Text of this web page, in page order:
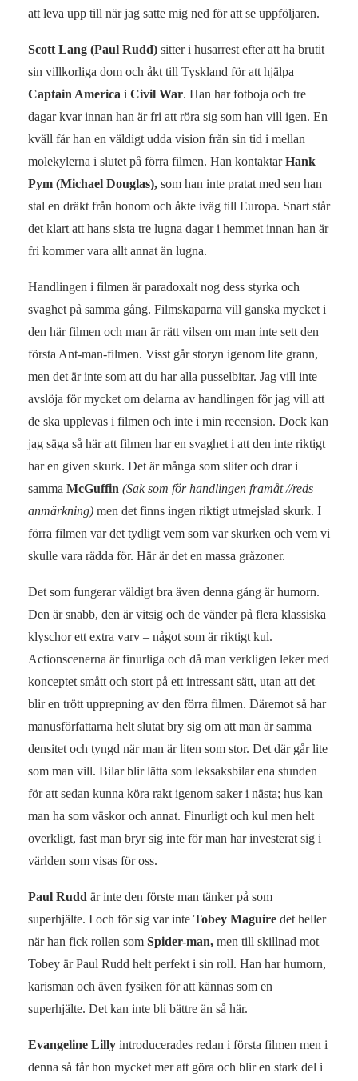
att leva upp till när jag satte mig ned för att se uppföljaren.
Scott Lang (Paul Rudd) sitter i husarrest efter att ha brutit
sin villkorliga dom och åkt till Tyskland för att hjälpa
Captain America i Civil War. Han har fotboja och tre
dagar kvar innan han är fri att röra sig som han vill igen. En
kväll får han en väldigt udda vision från sin tid i mellan
molekylerna i slutet på förra filmen. Han kontaktarHank
Pym (Michael Douglas), som han inte pratat med sen han
stal en dräkt från honom och åkte iväg till Europa. Snart står
det klart att hans sista tre lugna dagar i hemmet innan han är
fri kommer vara allt annat än lugna.
Handlingen i filmen är paradoxalt nog dess styrka och
svaghet på samma gång. Filmskaparna vill ganska mycket i
den här filmen och man är rätt vilsen om man inte sett den
första Ant-man-filmen. Visst går storyn igenom lite grann,
men det är inte som att du har alla pusselbitar. Jag vill inte
avslöja för mycket om delarna av handlingen för jag vill att
de ska upplevas i filmen och inte i min recension. Dock kan
jag säga så här att filmen har en svaghet i att den inte riktigt
har en given skurk. Det är många som sliter och drar i
samma McGuffin (Sak som för handlingen framåt //reds
anmärkning) men det finns ingen riktigt utmejslad skurk. I
förra filmen var det tydligt vem som var skurken och vem vi
skulle vara rädda för. Här är det en massa gråzoner.
Det som fungerar väldigt bra även denna gång är humorn.
Den är snabb, den är vitsig och de vänder på flera klassiska
klyschor ett extra varv – något som är riktigt kul.
Actionscenerna är finurliga och då man verkligen leker med
konceptet smått och stort på ett intressant sätt, utan att det
blir en trött upprepning av den förra filmen. Däremot så har
manusförfattarna helt slutat bry sig om att man är samma
densitet och tyngd när man är liten som stor. Det där går lite
som man vill. Bilar blir lätta som leksaksbilar ena stunden
för att sedan kunna köra rakt igenom saker i nästa; hus kan
man ha som väskor och annat. Finurligt och kul men helt
overkligt, fast man bryr sig inte för man har investerat sig i
världen som visas för oss.
Paul Rudd är inte den förste man tänker på som
superhjälte. I och för sig var inte Tobey Maguire det heller
när han fick rollen som Spider-man, men till skillnad mot
Tobey är Paul Rudd helt perfekt i sin roll. Han har humorn,
karisman och även fysiken för att kännas som en
superhjälte. Det kan inte bli bättre än så här.
Evangeline Lilly introducerades redan i första filmen men i
denna så får hon mycket mer att göra och blir en stark del i